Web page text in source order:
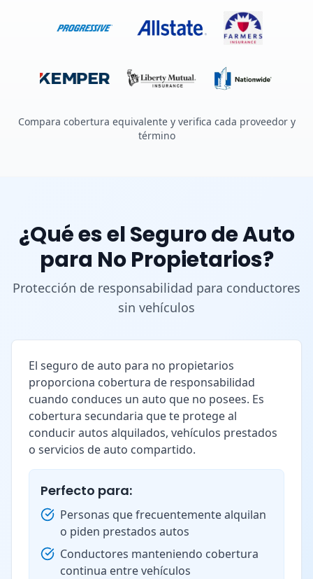
Compara cobertura equivalente y verifica cada proveedor y
término
¿Qué es el Seguro de Auto
para No Propietarios?
Protección de responsabilidad para conductores
sin vehículos
El seguro de auto para no propietarios
proporciona cobertura de responsabilidad
cuando conduces un auto que no posees. Es
cobertura secundaria que te protege al
conducir autos alquilados, vehículos prestados
o servicios de auto compartido.
Perfecto para:
Personas que frecuentemente alquilan
o piden prestados autos
Conductores manteniendo cobertura
continua entre vehículos